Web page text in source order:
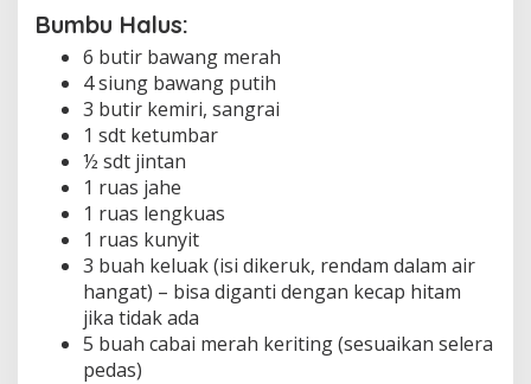
!
Bumbu Halus:
6 butir bawang merah
4 siung bawang putih
3 butir kemiri, sangrai
1 sdt ketumbar
½ sdt jintan
1 ruas jahe
1 ruas lengkuas
1 ruas kunyit
3 buah keluak (isi dikeruk, rendam dalam air
hangat) – bisa diganti dengan kecap hitam
jika tidak ada
5 buah cabai merah keriting (sesuaikan selera
pedas)